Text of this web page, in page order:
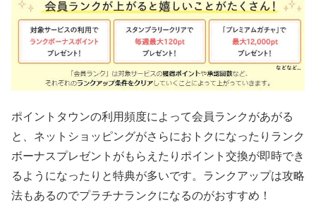
ポイントタウンの利用頻度によって会員ランクがあがる
と、ネットショッピングがさらにおトクになったりランク
ボーナスプレゼントがもらえたりポイント交換が即時でき
るようになったりと特典が多いです。ランクアップは攻略
法もあるのでプラチナランクになるのがおすすめ！